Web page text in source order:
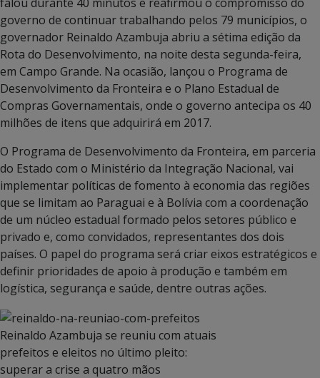
governo de continuar trabalhando pelos 79 municípios, o
governador Reinaldo Azambuja abriu a sétima edição da
Rota do Desenvolvimento, na noite desta segunda-feira,
em Campo Grande. Na ocasião, lançou o Programa de
Desenvolvimento da Fronteira e o Plano Estadual de
Compras Governamentais, onde o governo antecipa os 40
milhões de itens que adquirirá em 2017.
O Programa de Desenvolvimento da Fronteira, em parceria
do Estado com o Ministério da Integração Nacional, vai
implementar políticas de fomento à economia das regiões
que se limitam ao Paraguai e à Bolívia com a coordenação
de um núcleo estadual formado pelos setores público e
privado e, como convidados, representantes dos dois
países. O papel do programa será criar eixos estratégicos e
definir prioridades de apoio à produção e também em
logística, segurança e saúde, dentre outras ações.
Reinaldo Azambuja se reuniu com atuais
prefeitos e eleitos no último pleito:
superar a crise a quatro mãos